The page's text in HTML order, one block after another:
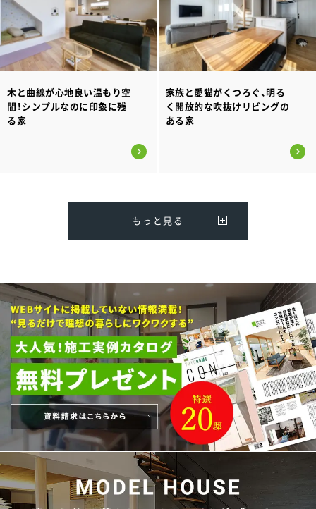
木と曲線が心地良い温もり空
間！シンプルなのに印象に残
る家
家族と愛猫がくつろぐ、明る
く開放的な吹抜けリビングの
ある家
もっと見る